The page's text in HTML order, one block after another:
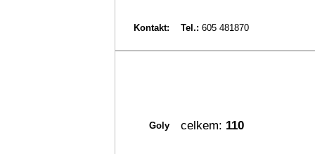
Kontakt: Tel.: 605 481870
Goly celkem: 110